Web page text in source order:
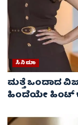
ಸಿನಿಮಾ
ಮತ್ತೆ ಒಂದಾದ
ಹಿಂದೆಯೇ ಹಿಂಟ್